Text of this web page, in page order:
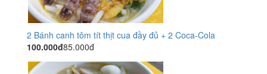
2 Bánh canh tôm tít thịt cua đầy đủ + 2 Coca-Cola
100.000đ85.000đ